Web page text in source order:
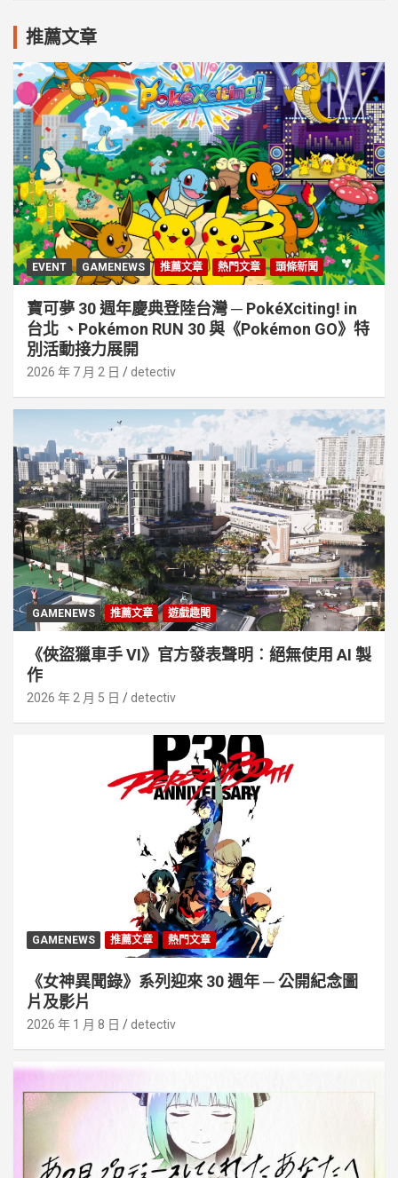
推薦文章
EVENT GAMENEWS 推薦文章 熱門文章 頭條新聞
寶可夢 30 週年慶典登陸台灣 ─ PokéXciting! in
台北 、Pokémon RUN 30 與《Pokémon GO》特
別活動接⼒展開
2026 年 7 月 2 日 detectiv
GAMENEWS 推薦文章 遊戲趣聞
《俠盜獵車手 VI》官方發表聲明︰絕無使用 AI 製
作
2026 年 2 月 5 日 detectiv
GAMENEWS 推薦文章 熱門文章
《女神異聞錄》系列迎來 30 週年 ─ 公開紀念圖
片及影片
2026 年 1 月 8 日 detectiv